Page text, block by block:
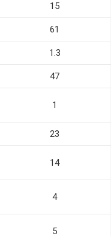
15
61
1.3
47
1
23
14
4
5